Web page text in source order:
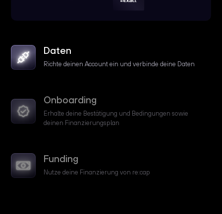
Daten
Richte deinen Account ein und verbinde deine Daten
Onboarding
Erhalte deine Bestätigung und Bedingungen sowie
deinen Finanzierungsplan
Funding
Nutze deine Finanzierung von re:cap